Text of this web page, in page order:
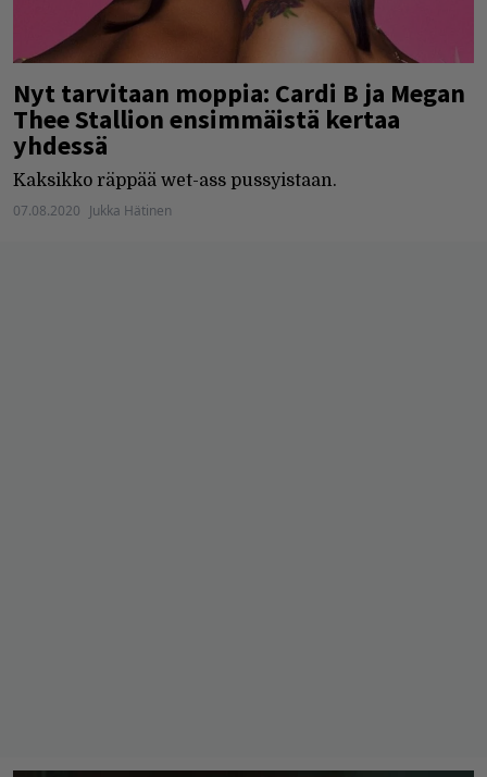
Nyt tarvitaan moppia: Cardi B ja Megan
Thee Stallion ensimmäistä kertaa
yhdessä
Kaksikko räppää wet-ass pussyistaan.
07.08.2020 Jukka Hätinen